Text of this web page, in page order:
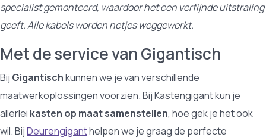
specialist gemonteerd, waardoor het een verfijnde uitstraling
geeft. Alle kabels worden netjes weggewerkt.
Met de service van Gigantisch
Bij Gigantischkunnen we je van verschillende
maatwerkoplossingen voorzien. Bij Kastengigant kun je
allerlei kasten op maat samenstellen, hoe gek je het ook
wil. BijDeurengiganthelpen we je graag de perfecte